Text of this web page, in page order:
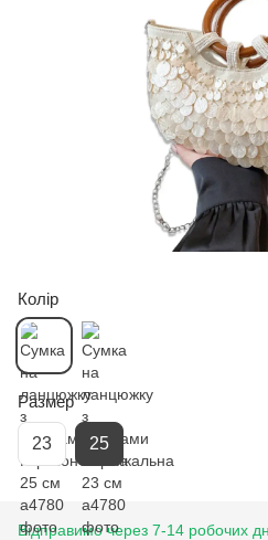
Колір
Размер
23 25
Відправимо через 7-14 робочих